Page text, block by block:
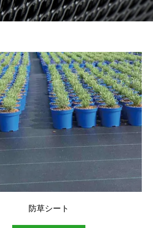
防草シート